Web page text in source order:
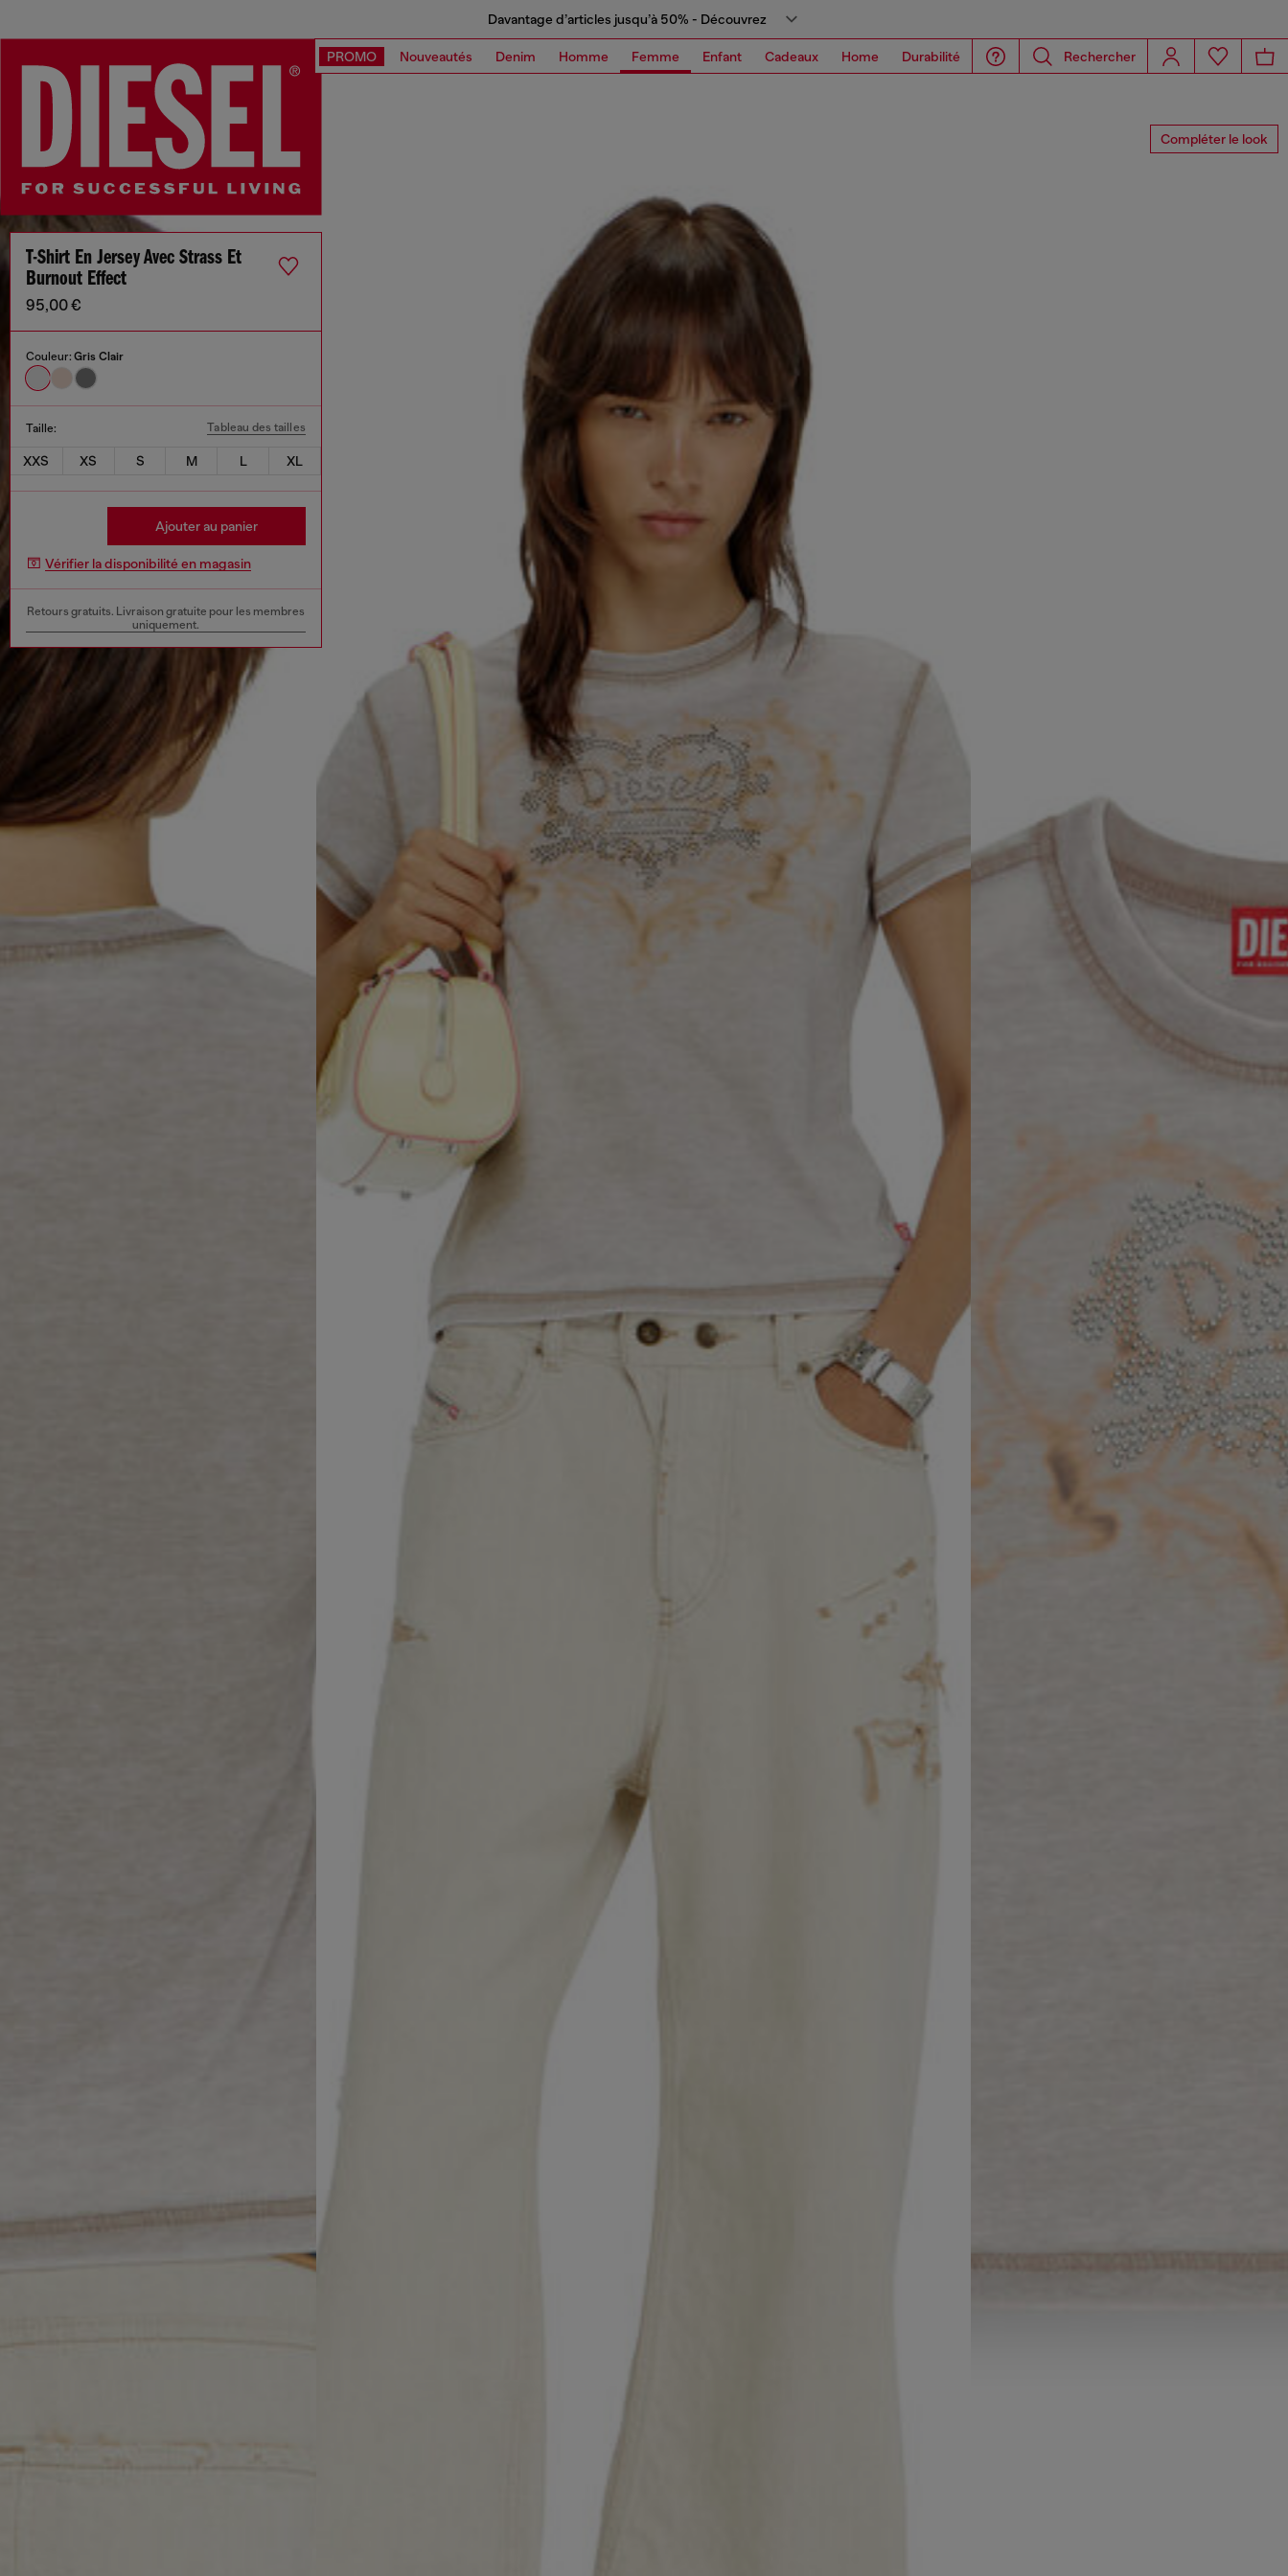
Davantage d’articles jusqu’à 50% - Découvrez
PROMO Nouveautés Denim Homme Femme Enfant Cadeaux Home Durabilité Rechercher
Compléter le look
T-Shirt En Jersey Avec Strass Et
Burnout Effect
95,00 €
Couleur: Gris Clair
Taille: Tableau des tailles
XXS XS S M L XL
Ajouter au panier
Vérifier la disponibilité en magasin
Retours gratuits. Livraison gratuite pour les membres
uniquement.